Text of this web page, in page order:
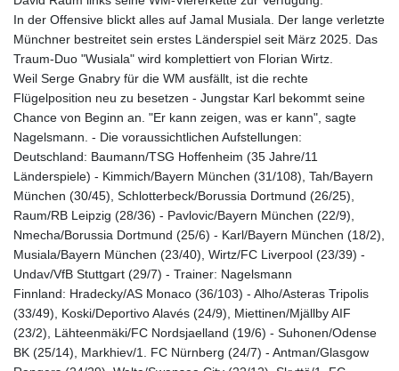
In der Offensive blickt alles auf Jamal Musiala. Der lange verletzte
Münchner bestreitet sein erstes Länderspiel seit März 2025. Das
Traum-Duo "Wusiala" wird komplettiert von Florian Wirtz.
Weil Serge Gnabry für die WM ausfällt, ist die rechte
Flügelposition neu zu besetzen - Jungstar Karl bekommt seine
Chance von Beginn an. "Er kann zeigen, was er kann", sagte
Nagelsmann. - Die voraussichtlichen Aufstellungen:
Deutschland: Baumann/TSG Hoffenheim (35 Jahre/11
Länderspiele) - Kimmich/Bayern München (31/108), Tah/Bayern
München (30/45), Schlotterbeck/Borussia Dortmund (26/25),
Raum/RB Leipzig (28/36) - Pavlovic/Bayern München (22/9),
Nmecha/Borussia Dortmund (25/6) - Karl/Bayern München (18/2),
Musiala/Bayern München (23/40), Wirtz/FC Liverpool (23/39) -
Undav/VfB Stuttgart (29/7) - Trainer: Nagelsmann
Finnland: Hradecky/AS Monaco (36/103) - Alho/Asteras Tripolis
(33/49), Koski/Deportivo Alavés (24/9), Miettinen/Mjällby AIF
(23/2), Lähteenmäki/FC Nordsjaelland (19/6) - Suhonen/Odense
BK (25/14), Markhiev/1. FC Nürnberg (24/7) - Antman/Glasgow